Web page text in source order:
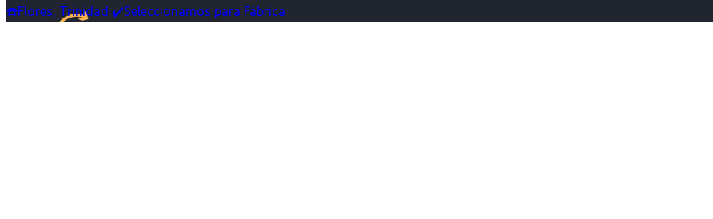
☎️Flores, Trinidad ✔️Seleccionamos para Fábrica